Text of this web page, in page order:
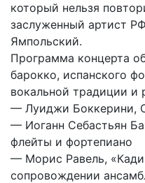
который нельзя
заслуженный артист
Ямпольский.
Программа концерта
барокко, испанского
вокальной традиции и
— Луиджи Боккерини,
— Иоганн Себастьян
флейты и фортепиано
— Морис Равель,
сопровождении